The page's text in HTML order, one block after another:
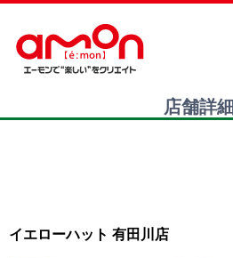
店舗詳細
イエローハット 有田川店